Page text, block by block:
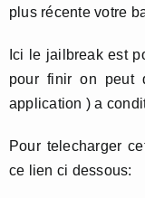
plus récente votre
Ici le jailbreak est
pour finir on peut
application ) a
Pour telecharger
ce lien ci dessous: